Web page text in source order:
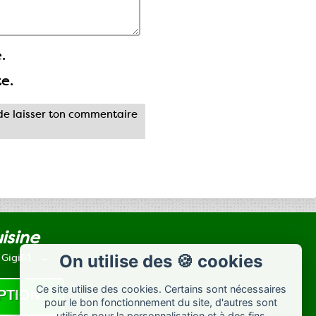
laisser ton commentaire
On utilise des 🍪 cookies
Ce site utilise des cookies. Certains sont nécessaires
pour le bon fonctionnement du site, d'autres sont